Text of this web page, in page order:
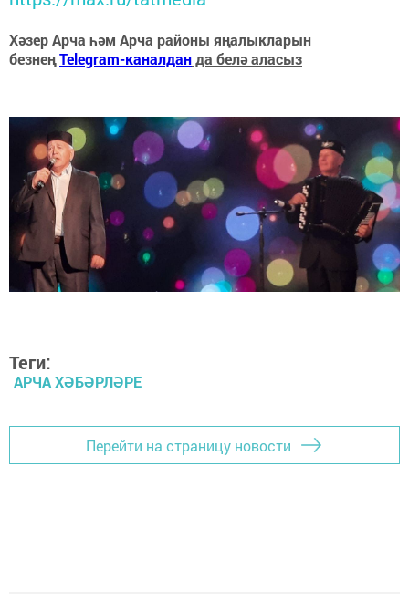
Хәзер Арча һәм Арча районы яңалыкларын
безнеңTelegram-каналданда белә аласыз
Теги:
АРЧА ХӘБӘРЛӘРЕ
Перейти на страницу новости